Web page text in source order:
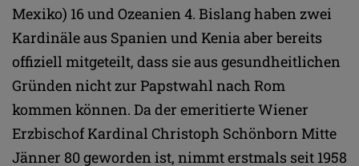
Mexiko) 16 und Ozeanien 4. Bislang haben zwei
Kardinäle aus Spanien und Kenia aber bereits
offiziell mitgeteilt, dass sie aus gesundheitlichen
Gründen nicht zur Papstwahl nach Rom
kommen können. Da der emeritierte Wiener
Erzbischof Kardinal Christoph Schönborn Mitte
Jänner 80 geworden ist, nimmt erstmals seit 1958